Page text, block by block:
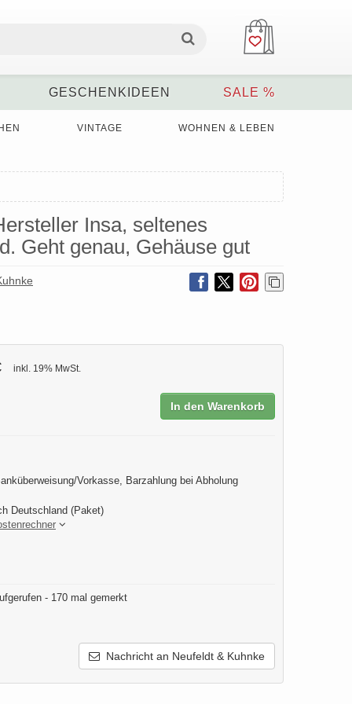
GESCHENKIDEEN SALE %
VINTAGE WOHNEN & LEBEN
Insa, seltenes
Geht genau, Gehäuse gut
inkl. 19% MwSt.
In den Warenkorb
Vorkasse, Barzahlung bei Abholung
Deutschland (Paket)
- 170 mal gemerkt
Nachricht an Neufeldt & Kuhnke